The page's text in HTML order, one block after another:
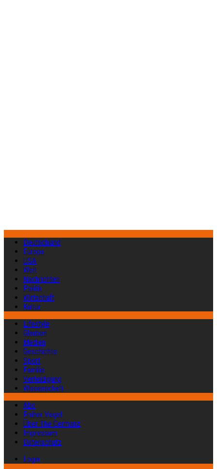
Deutschland
Europa
USA
Welt
Nachrichten
Politik
Wirtschaft
Kultur
Lifestyle
Glauben
Medien
Geschichte
Sport
Familie
Verteidigung
Wissenschaft
Abo
Früher Vogel
Über The Germanz
Impressum
Datenschutz
Login